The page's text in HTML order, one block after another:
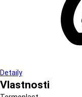
Detaily
Vlastnosti